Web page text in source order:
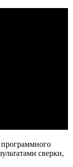
сверки,